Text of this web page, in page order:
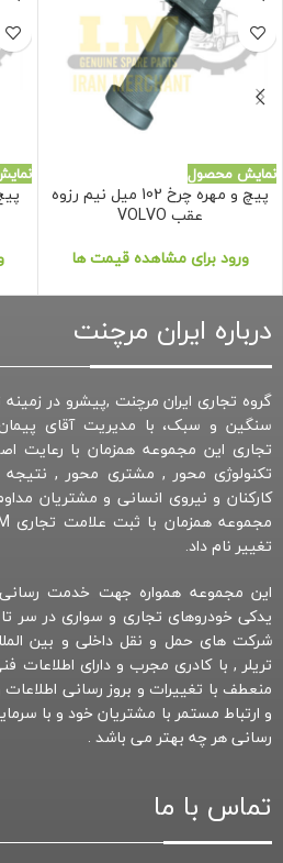
نمایش محصول
پیچ و مهره چرخ 102 میل نیم رزوه
عقب VOLVO
ورود برای مشاهده قیمت ها
درباره ایران مرچنت
گروه تجاری ایران مرچنت ,پیشرو در
سنگین و سبک، با مدیریت آقای
تجاری این مجموعه همزمان با رعایت
تکنولوژی محور , مشتری محور ,
تغییر نام داد.
این مجموعه همواره جهت خدمت
یدکی خودروهای تجاری و سواری در سر
شرکت های حمل و نقل داخلی و بین
تریلر , با کادری مجرب و دارای اطلاعات
منعطف با تغییرات و بروز رسانی اطلاعات
و ارتباط مستمر با مشتریان خود و با
رسانی هر چه بهتر می باشد .
تماس با ما